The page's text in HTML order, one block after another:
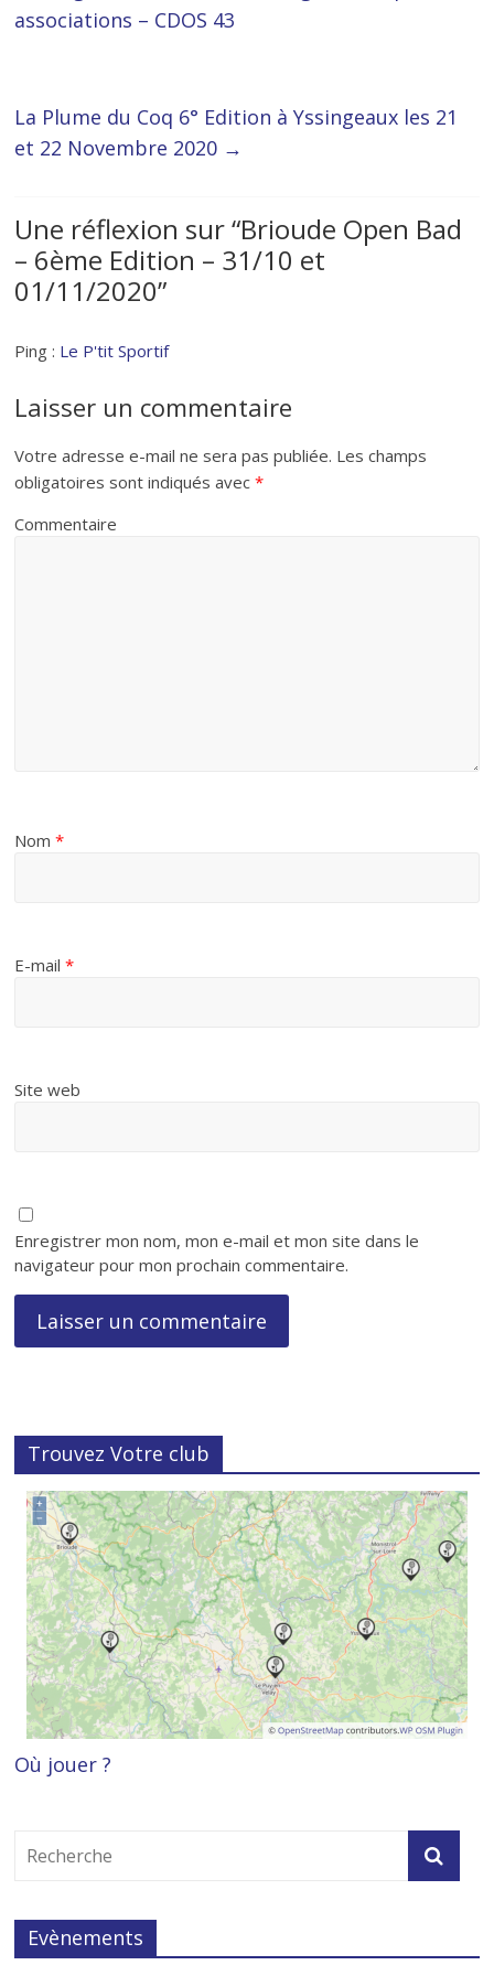
associations – CDOS 43
La Plume du Coq 6° Edition à Yssingeaux les 21
et 22 Novembre 2020 →
Une réflexion sur “Brioude Open Bad
– 6ème Edition – 31/10 et
01/11/2020”
Ping : Le P'tit Sportif
Laisser un commentaire
Votre adresse e-mail ne sera pas publiée. Les champs
obligatoires sont indiqués avec*
Commentaire
Nom*
E-mail*
Site web
Enregistrer mon nom, mon e-mail et mon site dans le
navigateur pour mon prochain commentaire.
Trouvez Votre club
Où jouer ?
Evènements